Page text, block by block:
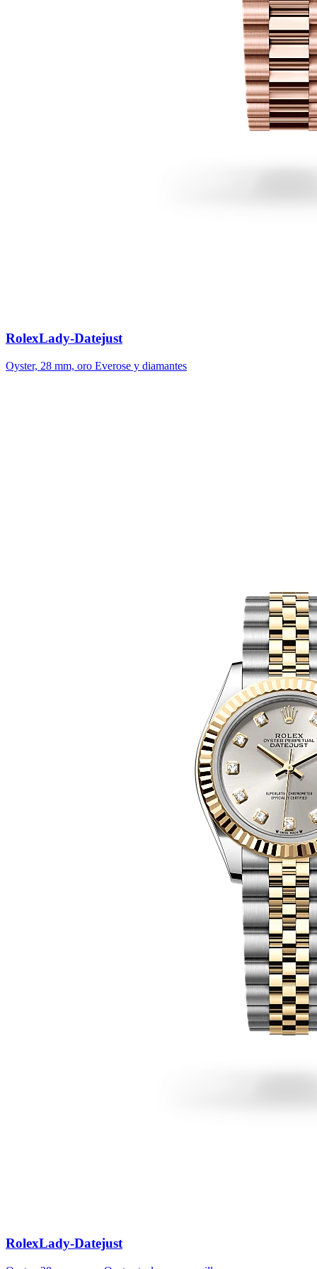
RolexLady-Datejust
Oyster, 28 mm, oro Everose y diamantes
RolexLady-Datejust